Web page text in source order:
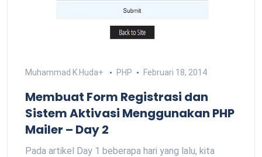
Muhammad K Huda+ PHP Februari 18, 2014
Membuat Form Registrasi dan
Sistem Aktivasi Menggunakan PHP
Mailer – Day 2
Pada artikel Day 1 beberapa hari yang lalu, kita